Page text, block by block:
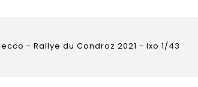
- Rallye du Condroz 2021 - Ixo 1/43